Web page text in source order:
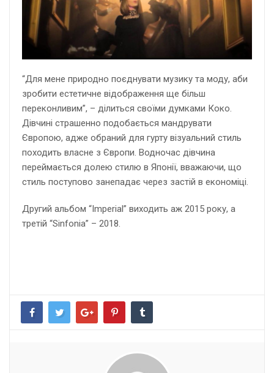
“Для мене природно поєднувати музику та моду, аби
зробити естетичне відображення ще більш
переконливим”, – ділиться своїми думками Коко.
Дівчині страшенно подобається мандрувати
Європою, адже обраний для гурту візуальний стиль
походить власне з Європи. Водночас дівчина
переймається долею стилю в Японії, вважаючи, що
стиль поступово занепадає через застій в економіці.
Другий альбом “Imperial” виходить аж 2015 року, а
третій “Sinfonia” – 2018.